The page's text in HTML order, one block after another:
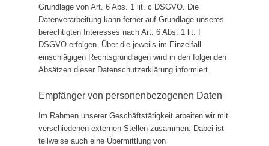
Grundlage von Art. 6 Abs. 1 lit. c DSGVO. Die
Datenverarbeitung kann ferner auf Grundlage unseres
berechtigten Interesses nach Art. 6 Abs. 1 lit. f
DSGVO erfolgen. Über die jeweils im Einzelfall
einschlägigen Rechtsgrundlagen wird in den folgenden
Absätzen dieser Datenschutzerklärung informiert.
Empfänger von personenbezogenen Daten
Im Rahmen unserer Geschäftstätigkeit arbeiten wir mit
verschiedenen externen Stellen zusammen. Dabei ist
teilweise auch eine Übermittlung von